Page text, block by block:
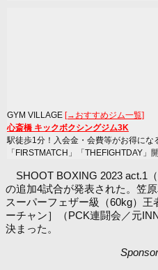
GYM VILLAGE [→おすすめジム一覧]
心斎橋 キックボクシングジム3K
駅徒歩1分！入会金・会費等がお得に
「FIRSTMATCH」「THEFIGHTDAY」
SHOOT BOXING 2023 act.1
の追加4試合が発表された。笠
スーパーフェザー級（60kg）
ーチャン］（PCK連闘会／元
決まった。